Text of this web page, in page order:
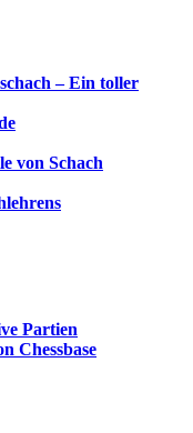
– Ein toller
von Schach‎
Partien
Chessbase